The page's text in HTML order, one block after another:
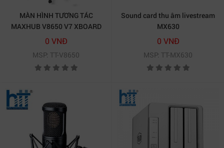
MÀN HÌNH TƯƠNG TÁC
MAXHUB V8650 V7 XBOARD
86 INCH
0 VNĐ
MSP: TT-V8650
Sound card thu âm livestream
MX630
0 VNĐ
MSP: TT-MX630